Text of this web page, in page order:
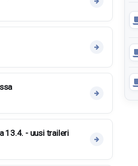
13.4. - uusi traileri